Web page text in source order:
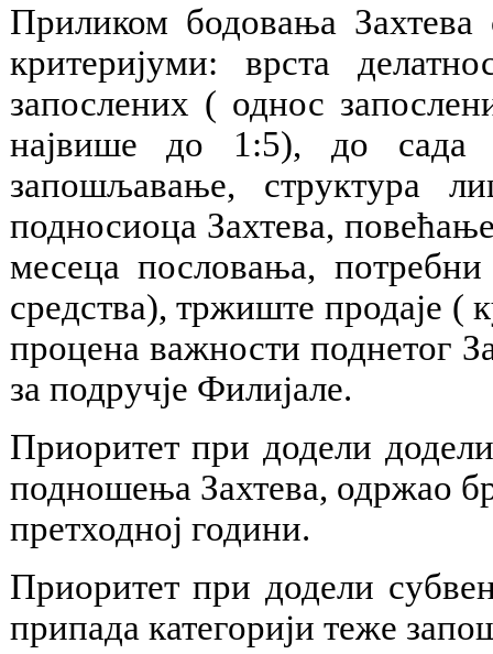
Приликом бодовања
критеријуми: врста
запослених ( однос
највише до 1:5), до сада
запошљавање, структура
подносиоца Захтева,
месеца пословања,
средства), тржиште продаје (
процена важности поднетог
за подручје Филијале.
Приоритет при додели
подношења Захтева, одржао
претходној години.
Приоритет при додели
припада категорији теже